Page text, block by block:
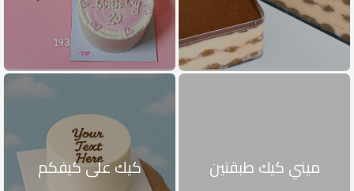
ميني كيك طبقتين كيك على كيفكم